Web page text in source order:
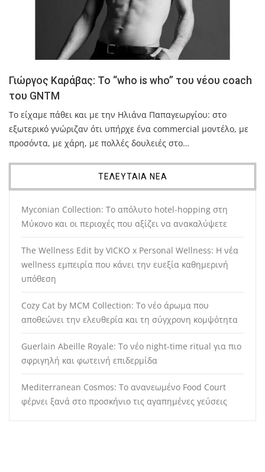
Γιώργος Καράβας: Το “who is who” του νέου coach
του GNTM
Το είχαμε πάθει και με την Ηλιάνα Παπαγεωργίου: στο
εξωτερικό γνώριζαν ότι υπήρχε ένα commercial μοντέλο, με
προσόντα, με χάρη, με πολλές δουλειές στο…
ΤΕΛΕΥΤΑΙΑ ΝΕΑ
Myconian Collection: Το απόλυτο hotel-hopping στη
Μύκονο και οι περιοχές που αξίζει να ανακαλύψετε
The Wellness Edit by VICKO x Personal Wellness: Η νέα
wellness εμπειρία που κάνει την ευεξία καθημερινή
υπόθεση
Cozy Cat by MCM Collection: Το νέο άρωμα που
αποθεώνει την ελευθερία και τη σύγχρονη κομψότητα
Guerlain Abeille Royale: Το νέο night-time ritual για πιο
σφριγηλή και φωτεινή επιδερμίδα
Mediterranean Cosmos: Το ανανεωμένο Food Court
φέρνει ξανά στο προσκήνιο τις αγαπημένες γεύσεις